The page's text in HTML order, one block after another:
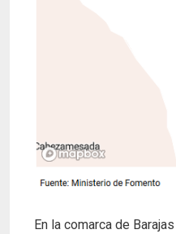
En la comarca de